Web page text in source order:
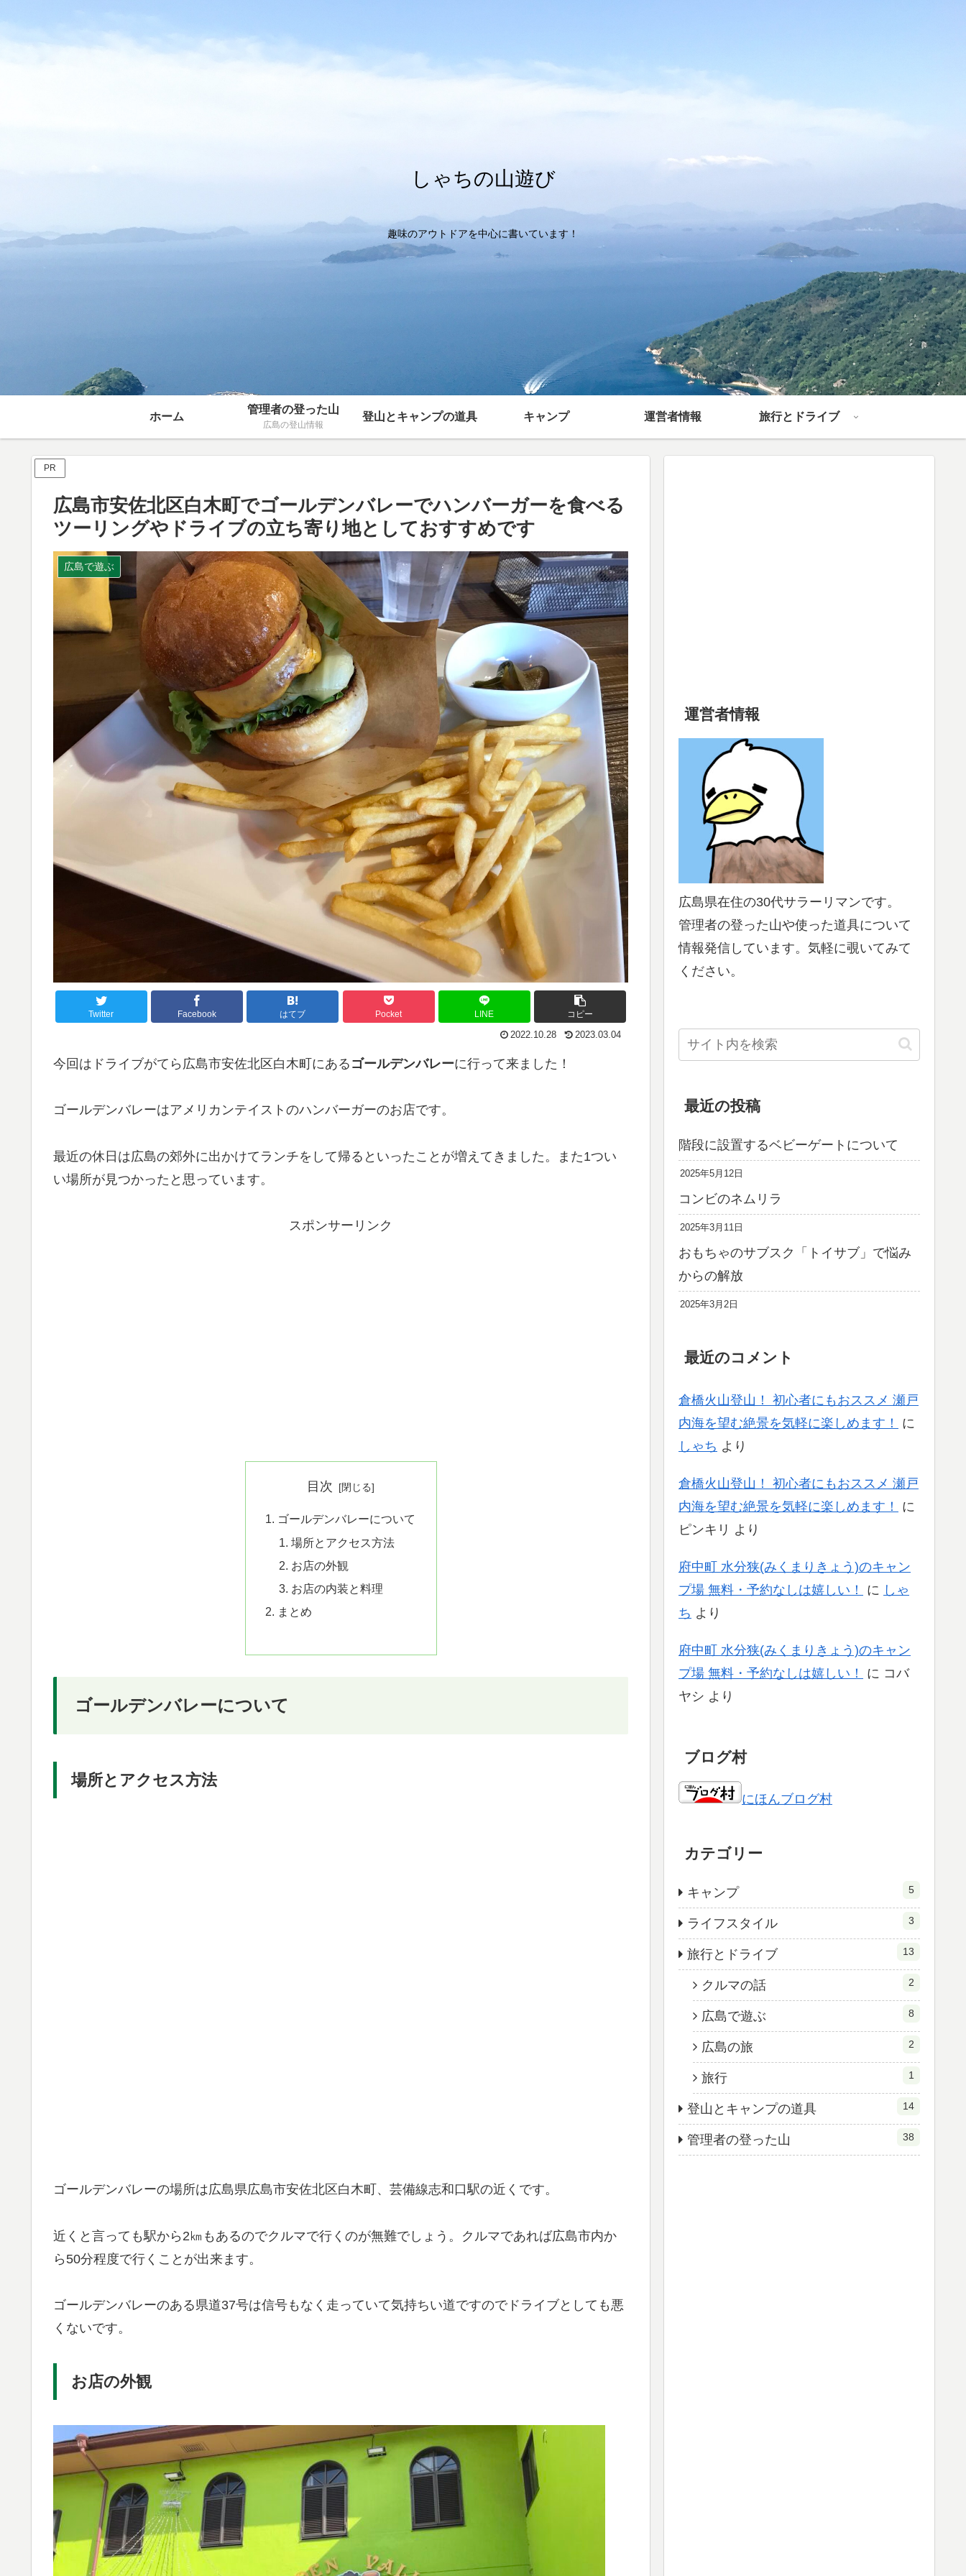
しゃちの山遊び
趣味のアウトドアを中心に書いています！
ホーム
管理者の登った山
広島の登山情報
登山とキャンプの道具 キャンプ 運営者情報 旅行とドライブ
PR
広島市安佐北区白木町でゴールデンバレーでハンバーガーを食べる
ツーリングやドライブの立ち寄り地としておすすめです
広島で遊ぶ
Twitter Facebook はてブ Pocket LINE コピー
2022.10.28 2023.03.04
今回はドライブがてら広島市安佐北区白木町にある ゴールデンバレーに行って来ました！
ゴールデンバレーはアメリカンテイストのハンバーガーのお店です。
最近の休日は広島の郊外に出かけてランチをして帰るといったことが増えてきました。また1つい
い場所が見つかったと思っています。
スポンサーリンク
目次
ゴールデンバレーについて
場所とアクセス方法
お店の外観
お店の内装と料理
まとめ
ゴールデンバレーについて
場所とアクセス方法
ゴールデンバレーの場所は広島県広島市安佐北区白木町、芸備線志和口駅の近くです。
近くと言っても駅から2㎞もあるのでクルマで行くのが無難でしょう。クルマであれば広島市内か
ら50分程度で行くことが出来ます。
ゴールデンバレーのある県道37号は信号もなく走っていて気持ちい道ですのでドライブとしても悪
くないです。
お店の外観
運営者情報
広島県在住の30代サラーリマンです。
管理者の登った山や使った道具について
情報発信しています。気軽に覗いてみて
ください。
最近の投稿
階段に設置するベビーゲートについて
2025年5月12日
コンビのネムリラ
2025年3月11日
おもちゃのサブスク「トイサブ」で悩み
からの解放
2025年3月2日
最近のコメント
倉橋火山登山！ 初心者にもおススメ 瀬戸
内海を望む絶景を気軽に楽しめます！
に
しゃち より
倉橋火山登山！ 初心者にもおススメ 瀬戸
内海を望む絶景を気軽に楽しめます！
に
ピンキリ より
府中町 水分狭(みくまりきょう)のキャン
プ場 無料・予約なしは嬉しい！
に しゃ
ち より
府中町 水分狭(みくまりきょう)のキャン
プ場 無料・予約なしは嬉しい！
に コバ
ヤシ より
ブログ村
にほんブログ村
カテゴリー
キャンプ 5
ライフスタイル 3
旅行とドライブ 13
クルマの話 2
広島で遊ぶ 8
広島の旅 2
旅行 1
登山とキャンプの道具 14
管理者の登った山 38